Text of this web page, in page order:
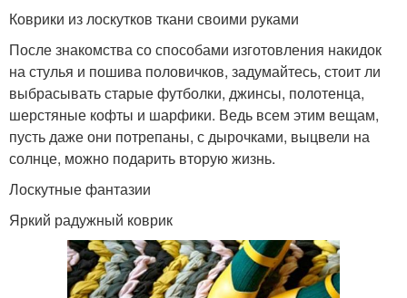
Коврики из лоскутков ткани своими руками
После знакомства со способами изготовления накидок
на стулья и пошива половичков, задумайтесь, стоит ли
выбрасывать старые футболки, джинсы, полотенца,
шерстяные кофты и шарфики. Ведь всем этим вещам,
пусть даже они потрепаны, с дырочками, выцвели на
солнце, можно подарить вторую жизнь.
Лоскутные фантазии
Яркий радужный коврик